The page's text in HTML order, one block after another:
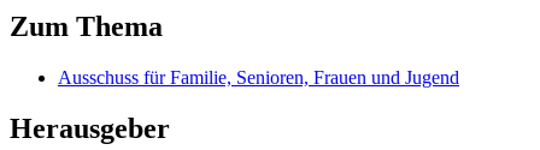
Zum Thema
Ausschuss für Familie, Senioren, Frauen und Jugend
Herausgeber